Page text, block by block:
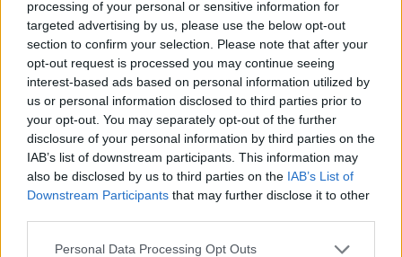
processing of your personal or sensitive information for
targeted advertising by us, please use the below opt-out
section to confirm your selection. Please note that after your
opt-out request is processed you may continue seeing
interest-based ads based on personal information utilized by
us or personal information disclosed to third parties prior to
your opt-out. You may separately opt-out of the further
disclosure of your personal information by third parties on the
IAB’s list of downstream participants. This information may
also be disclosed by us to third parties on the IAB’s List of
Downstream Participants that may further disclose it to other
Please note that this website/app uses one or more Google
Personal Data Processing Opt Outs
speciális rendezvények idejére még mindig
üzemel). A rendhagyóbelvárosi plázaa
századfordulós eleganciát és kortárs design-
elemeket házasította össze: a Brüll Zsigmond
által építtetett neoreneszánsz palota piano
nobile-jának fennmaradt szalonjai, kandallói és
gipszdíszítései vadonatúj funkciót nyertek és
olaszosan kialakított displayekkel egészültek ki.